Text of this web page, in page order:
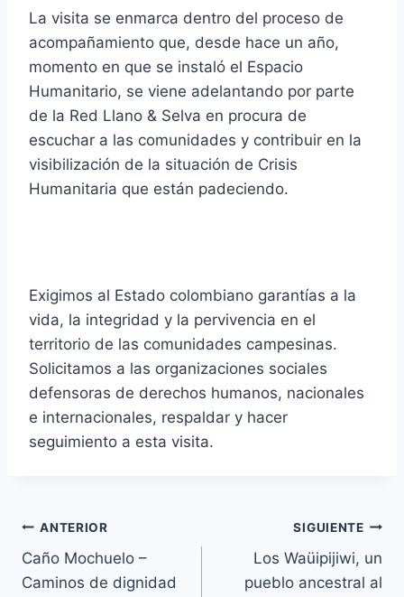
La visita se enmarca dentro del proceso de
acompañamiento que, desde hace un año,
momento en que se instaló el Espacio
Humanitario, se viene adelantando por parte
de la Red Llano & Selva en procura de
escuchar a las comunidades y contribuir en la
visibilización de la situación de Crisis
Humanitaria que están padeciendo.
Exigimos al Estado colombiano garantías a la
vida, la integridad y la pervivencia en el
territorio de las comunidades campesinas.
Solicitamos a las organizaciones sociales
defensoras de derechos humanos, nacionales
e internacionales, respaldar y hacer
seguimiento a esta visita.
Navegación
de
ANTERIOR
Caño Mochuelo –
Caminos de dignidad
SIGUIENTE
Los Waüipijiwi, un
pueblo ancestral al